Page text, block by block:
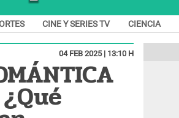
CINE Y SERIES TV CIENCIA
04 FEB 2025 | 13:10 H